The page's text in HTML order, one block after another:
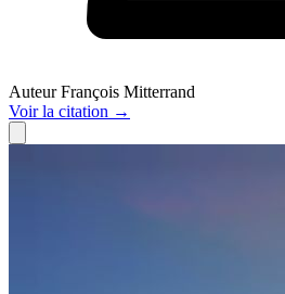
Auteur François Mitterrand
Voirla citation →